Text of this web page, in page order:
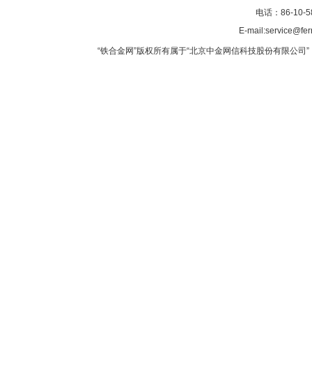
电话：86-10-
E-
“铁合金网”版权所有属于“北京中金网信科技股份有限公司